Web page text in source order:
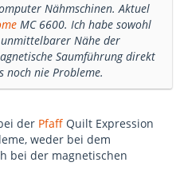
Nähmschinen. Aktuel
MC 6600. Ich habe sowohl
Nähe der
Saumführung direkt
noch nie Probleme.
der Pfaff Quilt Expression
weder bei dem
bei der magnetischen